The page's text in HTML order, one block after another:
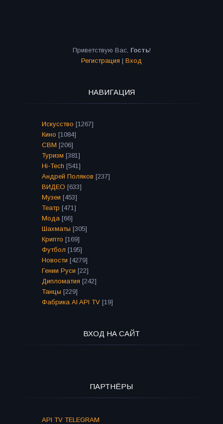
Приветствую Вас, Гость!
Регистрация | Вход
НАВИГАЦИЯ
Искусство [1267]
Кино [1084]
СВМ [206]
Туризм [381]
Hi-Tech [541]
Андрей Поляков [237]
ВИДЕО [633]
Музеи [453]
Театр [471]
Мода [66]
Шахматы [305]
Крипто [169]
Футбол [195]
Новости [4279]
Гении Руси [22]
Дипломатия [242]
Танцы [229]
Фабрика AI API TV [19]
ВХОД НА САЙТ
ПАРТНЁРЫ
API TV TELEGRAM